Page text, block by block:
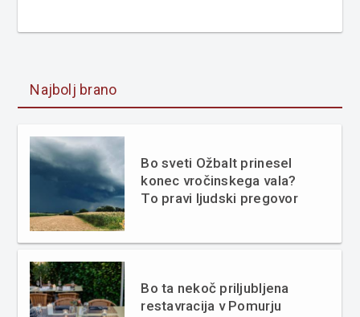
Najbolj brano
Bo sveti Ožbalt prinesel
konec vročinskega vala?
To pravi ljudski pregovor
Bo ta nekoč priljubljena
restavracija v Pomurju